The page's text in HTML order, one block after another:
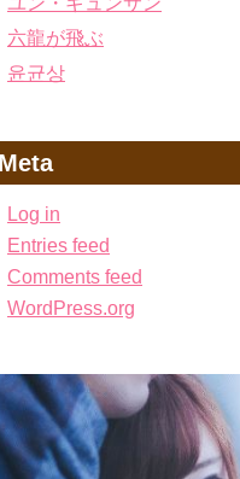
六龍が飛ぶ
윤균상
Meta
Log in
Entries feed
Comments feed
WordPress.org